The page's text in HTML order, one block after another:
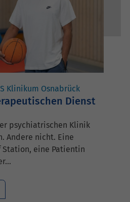
Klinikum Osnabrück
Dienst
psychiatrischen Klinik
Andere nicht. Eine
eine Patientin